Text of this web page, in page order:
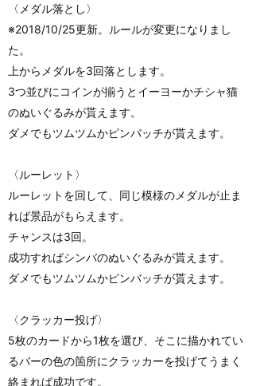
〈メダル落とし〉
※2018/10/25更新。ルールが変更になりまし
た。
上からメダルを3回落とします。
3つ並びにコインが揃うとイーヨーかチシャ猫
のぬいぐるみが貰えます。
ダメでもツムツムかピンバッチが貰えます。
〈ルーレット〉
ルーレットを回して、同じ模様のメダルが止ま
れば景品がもらえます。
チャンスは3回。
成功すればシンバのぬいぐるみが貰えます。
ダメでもツムツムかピンバッチが貰えます。
〈クラッカー投げ〉
5枚のカードから1枚を選び、そこに描かれてい
るバーの色の箇所にクラッカーを投げてうまく
絡まれば成功です。